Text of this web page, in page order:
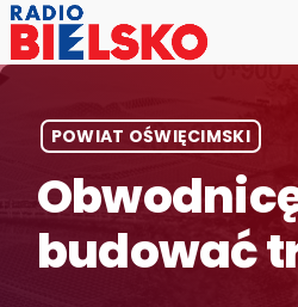
POWIAT OŚWIĘCIMSKI
budować